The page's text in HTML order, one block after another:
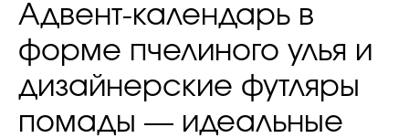
Адвент-календарь в
форме пчелиного улья и
дизайнерские футляры
помады — идеальные